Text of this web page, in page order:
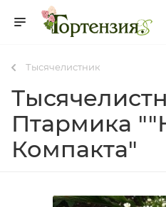
Тысячелистник
Птармика
Компакта"